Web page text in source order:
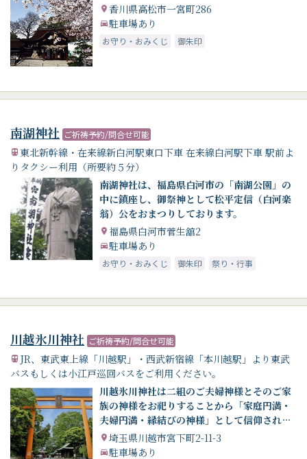
香川県高松市一宮町286
駐車場あり
お守り・おみくじ 御朱印
南湖神社 ご祈祷予約/問合せ可能
東北新幹線・在来線新白河駅東口下車 在来線白河駅下車 駅前よ
りタクシー利用（所要約５分）
南湖神社は、福島県白河市の「南湖公園」の
中に鎮座し、御祭神として松平定信（白河楽
翁）公をおまつりしております。
福島県白河市菅生舘2
駐車場あり
お守り・おみくじ 御朱印 祭り・行事
川越氷川神社 ご祈祷予約/問合せ可能
JR、東武東上線「川越駅」・西武新宿線「本川越駅」より東武
バスもしくは小江戸巡回バスをご利用ください。
川越氷川神社は二組のご夫婦神様とそのご家
族の神様をお祀りすることから「家庭円満・
夫婦円満・縁結びの神様」として信仰されて
います。
埼玉県川越市宮下町2-11-3
駐車場あり